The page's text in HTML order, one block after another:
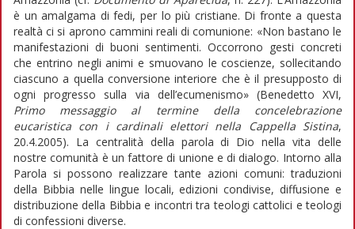
è un amalgama di fedi, per lo più cristiane. Di fronte a questa
realtà ci si aprono cammini reali di comunione: «Non bastano le
manifestazioni di buoni sentimenti. Occorrono gesti concreti
che entrino negli animi e smuovano le coscienze, sollecitando
ciascuno a quella conversione interiore che è il presupposto di
ogni progresso sulla via dell’ecumenismo» (Benedetto XVI,
Primo messaggio al termine della concelebrazione
eucaristica con i cardinali elettori nella Cappella Sistina,
20.4.2005). La centralità della parola di Dio nella vita delle
nostre comunità è un fattore di unione e di dialogo. Intorno alla
Parola si possono realizzare tante azioni comuni: traduzioni
della Bibbia nelle lingue locali, edizioni condivise, diffusione e
distribuzione della Bibbia e incontri tra teologi cattolici e teologi
di confessioni diverse.